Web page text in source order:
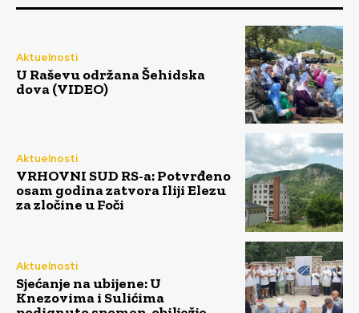
Aktuelnosti
U Raševu održana Šehidska
dova (VIDEO)
Aktuelnosti
VRHOVNI SUD RS-a: Potvrđeno
osam godina zatvora Iliji Elezu
za zločine u Foči
Aktuelnosti
Sjećanje na ubijene: U
Knezovima i Sulićima